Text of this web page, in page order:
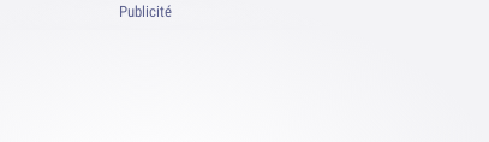
Publicité